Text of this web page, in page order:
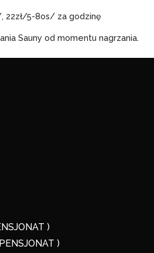
22zł/5-8os/ za godzinę
Sauny od momentu nagrzania.
)
)